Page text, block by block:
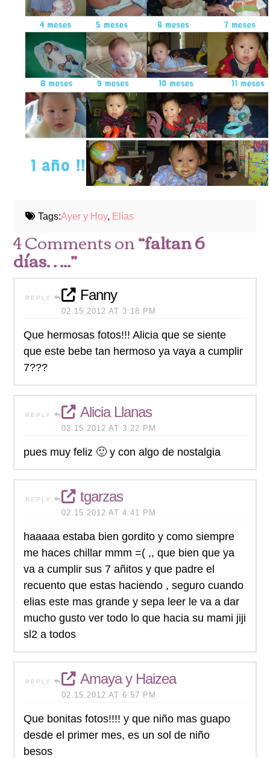
Tags:Ayer y Hoy, Elías
4 Comments on“faltan 6
días…..”
REPLY Fanny
02.15.2012 AT 3:18 PM
Que hermosas fotos!!! Alicia que se siente
que este bebe tan hermoso ya vaya a cumplir
7???
REPLY Alicia Llanas
02.15.2012 AT 3:22 PM
pues muy feliz 🙂 y con algo de nostalgia
REPLY tgarzas
02.15.2012 AT 4:41 PM
haaaaa estaba bien gordito y como siempre
me haces chillar mmm =( ,, que bien que ya
va a cumplir sus 7 añitos y que padre el
recuento que estas haciendo , seguro cuando
elias este mas grande y sepa leer le va a dar
mucho gusto ver todo lo que hacia su mami jiji
sl2 a todos
REPLY Amaya y Haizea
02.15.2012 AT 6:57 PM
Que bonitas fotos!!!! y que niño mas guapo
desde el primer mes, es un sol de niño
besos